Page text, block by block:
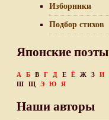
Изборники
Подбор стихов
Японские поэты
А Б В Г Д Е Ё Ж З И
Ш
Щ Э Ю Я
Наши авторы